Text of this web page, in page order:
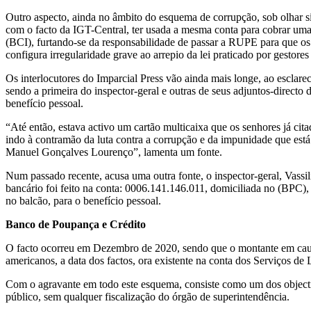
Outro aspecto, ainda no âmbito do esquema de corrupção, sob
com o facto da IGT-Central, ter usada a mesma conta para cobrar
(BCI), furtando-se da responsabilidade de passar a RUPE para que
configura irregularidade grave ao arrepio da lei praticado por
Os interlocutores do Imparcial Press vão ainda mais longe, ao
sendo a primeira do inspector-geral e outras de seus adjuntos-
benefício pessoal.
“Até então, estava activo um cartão multicaixa que os senhores já
indo à contramão da luta contra a corrupção e da impunidade que
Manuel Gonçalves Lourenço”, lamenta um fonte.
Num passado recente, acusa uma outra fonte, o inspector-geral,
bancário foi feito na conta: 0006.141.146.011, domiciliada no
no balcão, para o benefício pessoal.
Banco de Poupança e Crédito
O facto ocorreu em Dezembro de 2020, sendo que o montante em
americanos, a data dos factos, ora existente na conta dos Serviços de
Com o agravante em todo este esquema, consiste como um dos
público, sem qualquer fiscalização do órgão de superintendência.